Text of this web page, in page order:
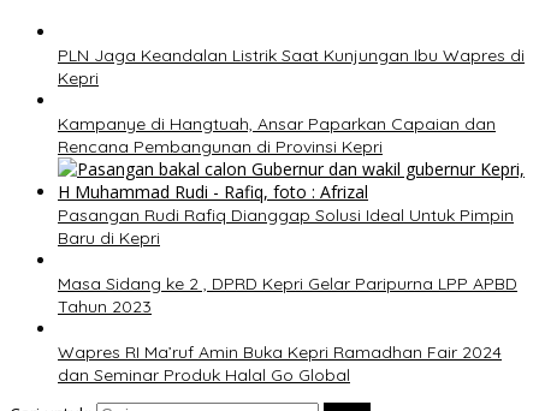
PLN Jaga Keandalan Listrik Saat Kunjungan Ibu Wapres di
Kepri
Kampanye di Hangtuah, Ansar Paparkan Capaian dan
Rencana Pembangunan di Provinsi Kepri
Pasangan Rudi Rafiq Dianggap Solusi Ideal Untuk Pimpin
Baru di Kepri
Masa Sidang ke 2 , DPRD Kepri Gelar Paripurna LPP APBD
Tahun 2023
Wapres RI Ma’ruf Amin Buka Kepri Ramadhan Fair 2024
dan Seminar Produk Halal Go Global